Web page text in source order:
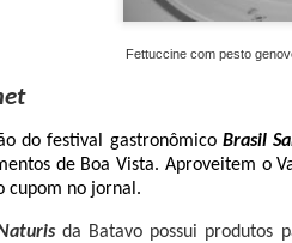
Fettuccine com pesto
do festival gastronômico Brasil
de Boa Vista. Aproveitem o
cupom no jornal.
da Batavo possui produtos
em quatro momentos, no
Rohnelt Araujo (RR), e da dra.
chef Angelica Vitali (SP),
Yu’ PrimaVera de Roraima.